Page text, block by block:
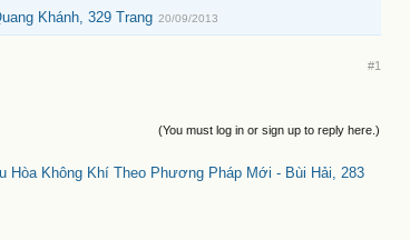
Khánh, 329 Trang 20/09/2013
#1
(You must log in or sign up to reply here.)
Hòa Không Khí Theo Phương Pháp Mới - Bùi Hải, 283